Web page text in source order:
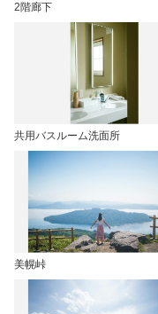
2階廊下
共用バスルーム洗面所
美幌峠